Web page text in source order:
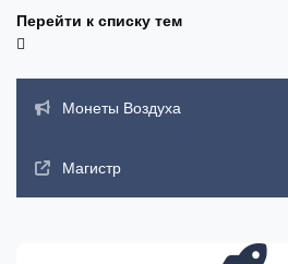
Перейти к списку тем
Монеты Воздуха
Магистр